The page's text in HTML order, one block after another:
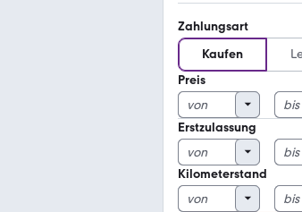
Zahlungsart
Kaufen
Preis
Erstzulassung
Kilometerstand